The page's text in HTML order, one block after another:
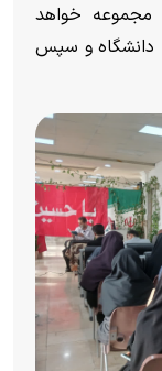
مجموعه خواهد
دانشگاه و سپس